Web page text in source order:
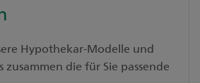
Hypothekar-Modelle und
zusammen die für Sie passende